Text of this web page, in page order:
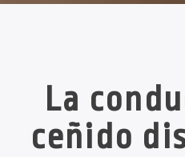
La
ceñido